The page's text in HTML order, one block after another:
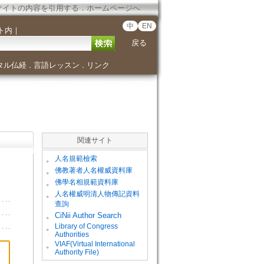
イトの内容を引用する．ホームページへ
内 ｜ 中 EN
戻る
ル仏経． 言語レッスン ． リンク
関連サイト
。 人名規範檢索
。 佛教著者人名權威資料庫
。 佛學名相規範資料庫
。
人名權威明清人物傳記資料
查詢
。
CiNii Author Search
。
Library of Congress
Authorities
。
VIAF(Virtual International
Authority File)